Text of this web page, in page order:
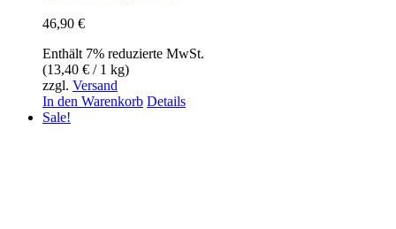
46,90 €
Enthält 7% reduzierte MwSt.
(13,40 € / 1 kg)
zzgl. Versand
In den Warenkorb Details
Sale!